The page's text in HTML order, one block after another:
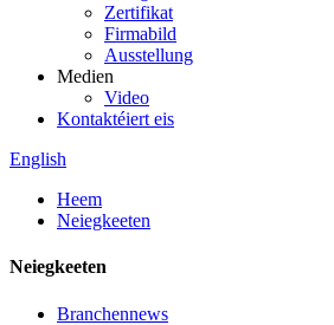
Zertifikat
Firmabild
Ausstellung
Medien
Video
Kontaktéiert eis
English
Heem
Neiegkeeten
Neiegkeeten
Branchennews